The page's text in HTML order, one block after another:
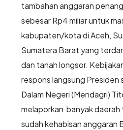
tambahan anggaran
sebesar Rp4 miliar untuk
kabupaten/kota di Aceh,
Sumatera Barat yang
dan tanah longsor.
respons langsung Presiden
Dalam Negeri (Mendagri)
melaporkan banyak
sudah kehabisan anggaran